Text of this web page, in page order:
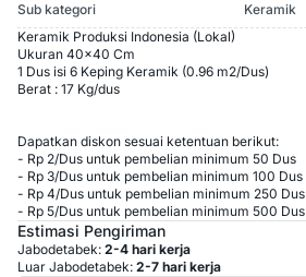
Sub kategori
Keramik
Keramik Produksi Indonesia (Lokal)
Ukuran 40x40 Cm
1 Dus isi 6 Keping Keramik (0.96 m2/Dus)
Berat : 17 Kg/dus
Dapatkan diskon sesuai ketentuan berikut:
- Rp 2/Dus untuk pembelian minimum 50 Dus
- Rp 3/Dus untuk pembelian minimum 100 Dus
- Rp 4/Dus untuk pembelian minimum 250 Dus
- Rp 5/Dus untuk pembelian minimum 500 Dus
Estimasi Pengiriman
Jabodetabek: 2-4 hari kerja
Luar Jabodetabek: 2-7 hari kerja